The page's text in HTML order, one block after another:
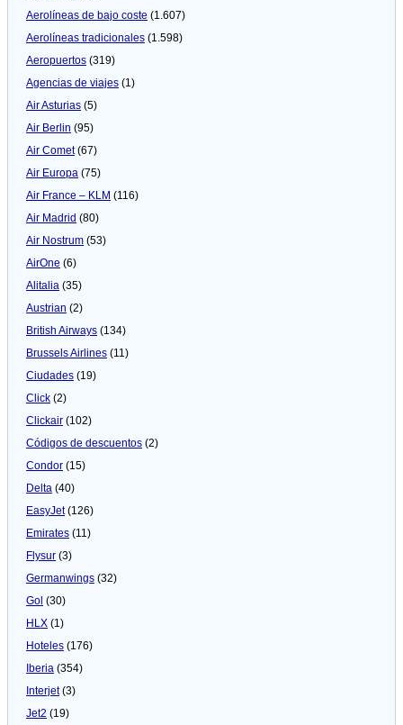
Aerolíneas de bajo coste (1.607)
Aerolíneas tradicionales (1.598)
Aeropuertos (319)
Agencias de viajes (1)
Air Asturias (5)
Air Berlin (95)
Air Comet(67)
Air Europa (75)
Air France – KLM (116)
Air Madrid (80)
Air Nostrum (53)
AirOne (6)
Alitalia (35)
Austrian (2)
British Airways (134)
Brussels Airlines (11)
Ciudades (19)
Click (2)
Clickair (102)
Códigos de descuentos (2)
Condor (15)
Delta (40)
EasyJet(126)
Emirates (11)
Flysur (3)
Germanwings (32)
Gol (30)
HLX (1)
Hoteles (176)
Iberia (354)
Interjet(3)
Jet2 (19)